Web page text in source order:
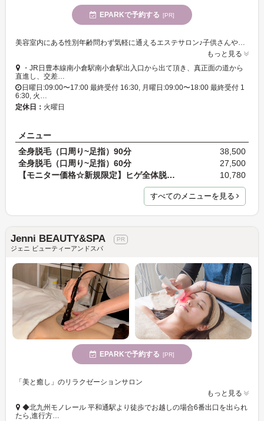
EPARKで予約する [PR]
美容室内にある性別年齢問わず気軽に通えるエステサロン♪子供さんやファミリーでの来店も多く、若い女性だけでなく男性でも気兼ねなく来店できます○またお一人で待てる年齢ならお子様同伴も大歓迎!
もっと見る
・JR日豊本線南小倉駅南小倉駅出入口から出て頂き、真正面の道から
直進し、交差…
日曜日:09:00〜17:00 最終受付 16:30, 月曜日:09:00〜18:00 最終受付 1
6:30, 火…
定休日： 火曜日
メニュー
全身脱毛（口周り~足指）90分
38,500
全身脱毛（口周り~足指）60分
27,500
【モニター価格☆新規限定】ヒゲ全体脱毛 20分 2回コ…
10,780
すべてのメニューを見る
Jenni BEAUTY&SPA
ジェニ ビューティーアンドスパ
EPARKで予約する [PR]
「美と癒し」のリラクゼーションサロン
もっと見る
◆北九州モノレール 平和通駅より徒歩でお越しの場合6番出口を出られ
たら,進行方…